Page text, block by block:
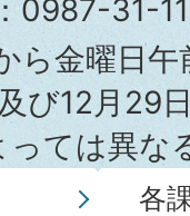
0987-31-
ら金曜日
び12月29
っては異
各